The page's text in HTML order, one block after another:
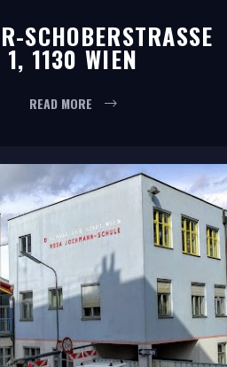
SCHOBERSTRASSE 1
, 1130 WIEN
READ MORE